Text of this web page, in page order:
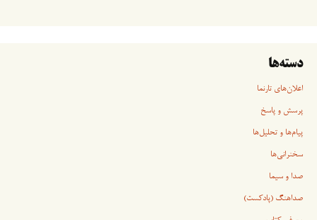
دسته‌ها
اعلان‌های تارنما
پرسش و پاسخ
پیام‌ها و تحلیل‌ها
سخنرانی‏‏‌ها
صدا و سیما
صداهنگ (پادکست)